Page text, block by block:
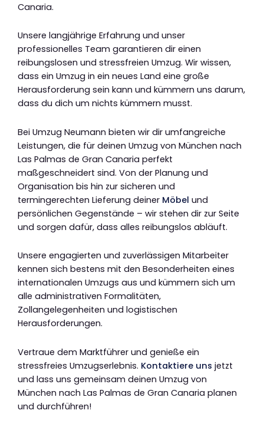
Canaria.
Unsere langjährige Erfahrung und unser
professionelles Team garantieren dir einen
reibungslosen und stressfreien Umzug. Wir wissen,
dass ein Umzug in ein neues Land eine große
Herausforderung sein kann und kümmern uns darum,
dass du dich um nichts kümmern musst.
Bei Umzug Neumann bieten wir dir umfangreiche
Leistungen, die für deinen Umzug von München nach
Las Palmas de Gran Canaria perfekt
maßgeschneidert sind. Von der Planung und
Organisation bis hin zur sicheren und
termingerechten Lieferung deiner Möbel und
persönlichen Gegenstände – wir stehen dir zur Seite
und sorgen dafür, dass alles reibungslos abläuft.
Unsere engagierten und zuverlässigen Mitarbeiter
kennen sich bestens mit den Besonderheiten eines
internationalen Umzugs aus und kümmern sich um
alle administrativen Formalitäten,
Zollangelegenheiten und logistischen
Herausforderungen.
Vertraue dem Marktführer und genieße ein
stressfreies Umzugserlebnis. Kontaktiere uns jetzt
und lass uns gemeinsam deinen Umzug von
München nach Las Palmas de Gran Canaria planen
und durchführen!